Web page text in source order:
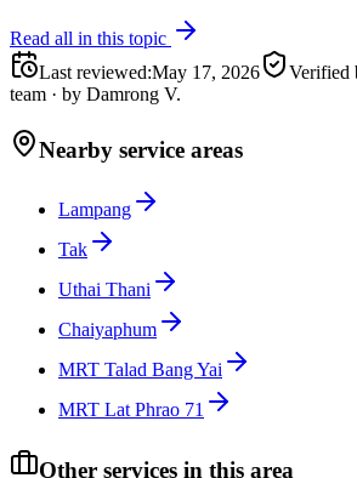
Read all in this topic
Last reviewed:May 17, 2026
Verified
team · by Damrong V.
Nearby service areas
Lampang
Tak
Uthai Thani
Chaiyaphum
MRT Talad Bang Yai
MRT Lat Phrao 71
Other services in this area